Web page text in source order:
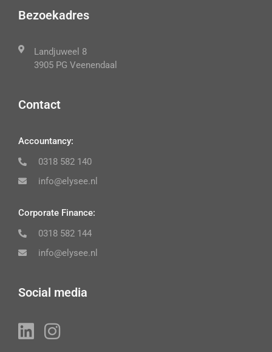
Bezoekadres
Landjuweel 8
3905 PG Veenendaal
Contact
Accountancy:
0318 582 140
info@elysee.nl
Corporate Finance:
0318 582 144
info@elysee.nl
Social media